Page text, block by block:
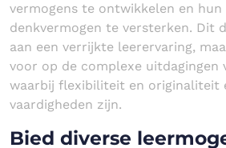
vermogens te ontwikkelen en hun
denkvermogen te versterken. Dit
aan een verrijkte leerervaring,
voor op de complexe uitdagingen
waarbij flexibiliteit en originaliteit
vaardigheden zijn.
Bied diverse